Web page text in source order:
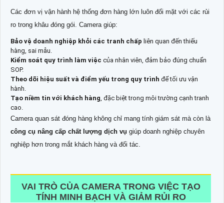
Các đơn vị vận hành hệ thống đơn hàng lớn luôn đối mặt với các rủi
ro trong khâu đóng gói. Camera giúp:
Bảo vệ doanh nghiệp khỏi các tranh chấp liên quan đến thiếu
hàng, sai mẫu.
Kiểm soát quy trình làm việc của nhân viên, đảm bảo đúng chuẩn
SOP.
Theo dõi hiệu suất và điểm yếu trong quy trình để tối ưu vận
hành.
Tạo niềm tin với khách hàng, đặc biệt trong môi trường cạnh tranh
cao.
Camera quan sát đóng hàng không chỉ mang tính giám sát mà còn là
công cụ nâng cấp chất lượng dịch vụ giúp doanh nghiệp chuyên
nghiệp hơn trong mắt khách hàng và đối tác.
VAI TRÒ CỦA CAMERA TRONG VIỆC TẠO
TÍNH MINH BẠCH VÀ GIẢM RỦI RO